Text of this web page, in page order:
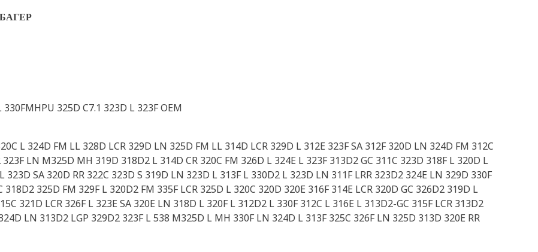
325D C7.1 323D L 323F OEM
L 324D FM LL 328D LCR 329D LN 325D FM LL 314D LCR 329D L 312E 323F SA 312F 320D LN 324D FM 312C
LN M325D MH 319D 318D2 L 314D CR 320C FM 326D L 324E L 323F 313D2 GC 311C 323D 318F L 320D L
323D SA 320D RR 322C 323D S 319D LN 323D L 313F L 330D2 L 323D LN 311F LRR 323D2 324E LN 329D 330F
325D FM 329F L 320D2 FM 335F LCR 325D L 320C 320D 320E 316F 314E LCR 320D GC 326D2 319D L
321D LCR 326F L 323E SA 320E LN 318D L 320F L 312D2 L 330F 312C L 316E L 313D2-GC 315F LCR 313D2
LN 313D2 LGP 329D2 323F L 538 M325D L MH 330F LN 324D L 313F 325C 326F LN 325D 313D 320E RR